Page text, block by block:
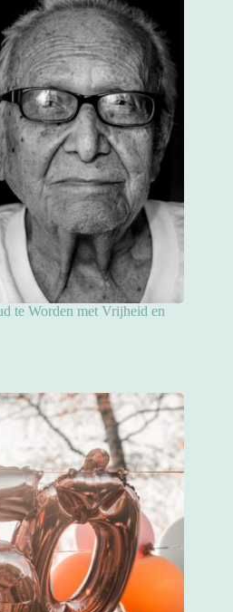
te Worden met Vrijheid en